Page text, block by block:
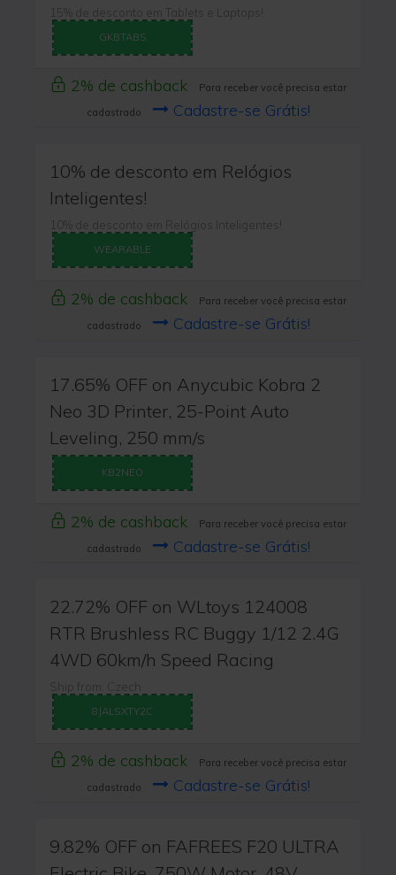
15% de desconto em Tablets e Laptops!
GKBTABS
2% de cashback
Para receber você precisa estar
cadastrado
Cadastre-se Grátis!
10% de desconto em Relógios
Inteligentes!
10% de desconto em Relógios Inteligentes!
WEARABLE
2% de cashback
Para receber você precisa estar
cadastrado
Cadastre-se Grátis!
17.65% OFF on Anycubic Kobra 2
Neo 3D Printer, 25-Point Auto
Leveling, 250 mm/s
KB2NEO
2% de cashback
Para receber você precisa estar
cadastrado
Cadastre-se Grátis!
22.72% OFF on WLtoys 124008
RTR Brushless RC Buggy 1/12 2.4G
4WD 60km/h Speed Racing
Ship from: Czech
8JALSXTY2C
2% de cashback
Para receber você precisa estar
cadastrado
Cadastre-se Grátis!
9.82% OFF on FAFREES F20 ULTRA